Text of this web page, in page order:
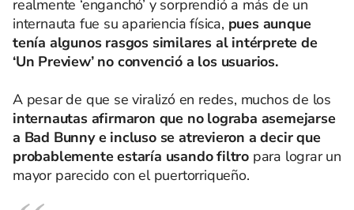
realmente ‘enganchó’ y sorprendió a más de un
internauta fue su apariencia física, pues aunque
tenía algunos rasgos similares al intérprete de
‘Un Preview’ no convenció a los usuarios.
A pesar de que se viralizó en redes, muchos de los
internautas afirmaron que no lograba asemejarse
a Bad Bunny e incluso se atrevieron a decir que
probablemente estaría usando filtro para lograr un
mayor parecido con el puertorriqueño.